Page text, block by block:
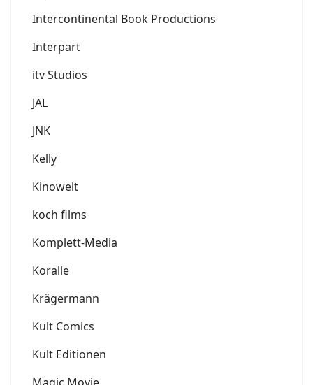
Intercontinental Book Productions
Interpart
itv Studios
JAL
JNK
Kelly
Kinowelt
koch films
Komplett-Media
Koralle
Krägermann
Kult Comics
Kult Editionen